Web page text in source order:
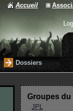
Accueil
Dossiers
Groupes du
JPL